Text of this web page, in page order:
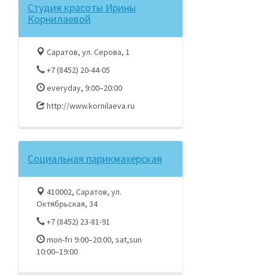
Студия красоты Ирины
Корнилаевой
Саратов, ул. Серова, 1
+7 (8452) 20-44-05
everyday, 9:00–20:00
http://www.kornilaeva.ru
Социальная парикмахерская
410002, Саратов, ул.
Октябрьская, 34
+7 (8452) 23-81-91
mon-fri 9:00–20:00, sat,sun
10:00–19:00